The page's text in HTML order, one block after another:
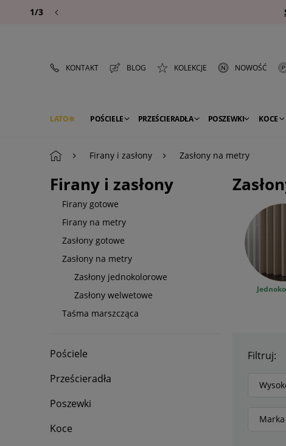
1/3
KONTAKT BLOG KOLEKCJE NOWOŚĆ
LATO POŚCIELE PRZEŚCIERADŁA POSZEWKI KOCE
Firany i zasłony Zasłony na metry
Firany i zasłony
Firany gotowe
Firany na metry
Zasłony gotowe
Zasłony na metry
Zasłony jednokolorowe
Zasłony welwetowe
Taśma marszcząca
Pościele
Prześcieradła
Poszewki
Koce
Filtruj:
Marka